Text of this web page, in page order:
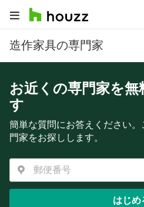
造作家具の専門家
お近くの専門家を無
す
簡単な質問にお答えください
門家をお探しします。
はじめ